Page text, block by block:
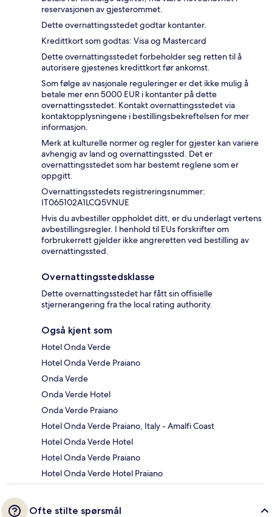
reservasjonen av gjesterommet.
Dette overnattingsstedet godtar kontanter.
Kredittkort som godtas: Visa og Mastercard
Dette overnattingsstedet forbeholder seg retten til å
autorisere gjestenes kredittkort før ankomst.
Som følge av nasjonale reguleringer er det ikke mulig å
betale mer enn 5000 EUR i kontanter på dette
overnattingsstedet. Kontakt overnattingsstedet via
kontaktopplysningene i bestillingsbekreftelsen for mer
informasjon.
Merk at kulturelle normer og regler for gjester kan variere
avhengig av land og overnattingssted. Det er
overnattingsstedet som har bestemt reglene som er
oppgitt.
Overnattingsstedets registreringsnummer:
IT065102A1LCQ5VNUE
Hvis du avbestiller oppholdet ditt, er du underlagt vertens
avbestillingsregler. I henhold til EUs forskrifter om
forbrukerrett gjelder ikke angreretten ved bestilling av
overnattingssted.
Overnattingsstedsklasse
Dette overnattingsstedet har fått sin offisielle
stjernerangering fra the local rating authority.
Også kjent som
Hotel Onda Verde
Hotel Onda Verde Praiano
Onda Verde
Onda Verde Hotel
Onda Verde Praiano
Hotel Onda Verde Praiano, Italy - Amalfi Coast
Hotel Onda Verde Hotel
Hotel Onda Verde Praiano
Hotel Onda Verde Hotel Praiano
Ofte stilte spørsmål